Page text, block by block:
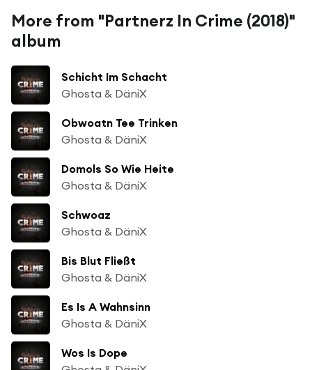
More from "Partnerz In Crime (2018)"
album
Schicht Im Schacht
Ghosta & DäniX
Obwoatn Tee Trinken
Ghosta & DäniX
Domols So Wie Heite
Ghosta & DäniX
Schwoaz
Ghosta & DäniX
Bis Blut Fließt
Ghosta & DäniX
Es Is A Wahnsinn
Ghosta & DäniX
Wos Is Dope